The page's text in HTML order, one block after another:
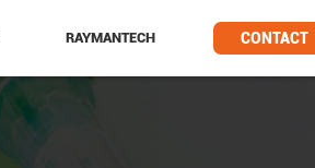
RAYMANTECH CONTACT